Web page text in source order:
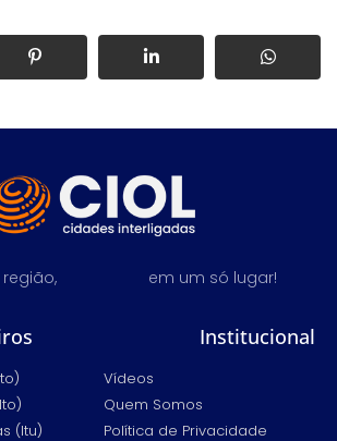
da região, em um só lugar!
(Itu)
Institucional
Vídeos
Quem Somos
Política de Privacidade